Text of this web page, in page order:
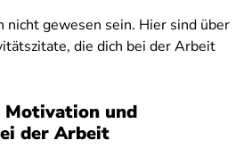
nicht gewesen sein. Hier sind über
die dich bei der Arbeit
und
der Arbeit